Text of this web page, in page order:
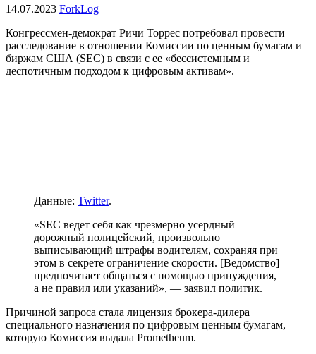
14.07.2023 ForkLog
Конгрессмен-демократ Ричи Торрес потребовал провести
расследование в отношении Комиссии по ценным бумагам и
биржам США (SEC) в связи с ее «бессистемным и
деспотичным подходом к цифровым активам».
Данные: Twitter.
«SEC ведет себя как чрезмерно усердный
дорожный полицейский, произвольно
выписывающий штрафы водителям, сохраняя при
этом в секрете ограничение скорости. [Ведомство]
предпочитает общаться с помощью принуждения,
а не правил или указаний», — заявил политик.
Причиной запроса стала лицензия брокера-дилера
специального назначения по цифровым ценным бумагам,
которую Комиссия выдала Prometheum.